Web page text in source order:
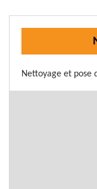
Nettoyage et pose